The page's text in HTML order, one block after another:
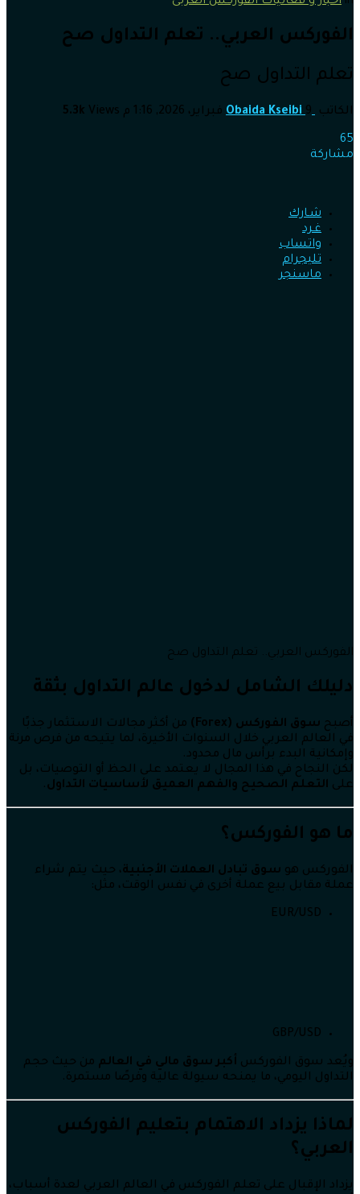
الفوركس العربي.. تعلم التداول صح
تعلم التداول صح
الكاتب Obaida Kseibi 9 فبراير، 2026, 1:16 م 5.3k Views
65
مشاركة
شـارك
غـرد
واتساب
تليجرام
ماسنجر
الفوركس العربي.. تعلم التداول صح
دليلك الشامل لدخول عالم التداول بثقة
أصبح سوق الفوركس (Forex)
من أكثر مجالات الاستثمار جذبًا
في العالم العربي خلال السنوات الأخيرة، لما يتيحه من فرص مرنة
وإمكانية البدء برأس مال محدود.
لكن النجاح في هذا المجال لا يعتمد على الحظ أو التوصيات، بل
على التعلم الصحيح والفهم العميق لأساسيات التداول.
ما هو الفوركس؟
الفوركس هو سوق تبادل العملات الأجنبية، حيث يتم شراء
عملة مقابل بيع عملة أخرى في نفس الوقت، مثل:
EUR/USD
GBP/USD
ويُعد سوق الفوركس أكبر سوق مالي في العالم من حيث حجم
التداول اليومي، ما يمنحه سيولة عالية وفرصًا مستمرة.
لماذا يزداد الاهتمام بتعليم الفوركس
العربي؟
يزداد الإقبال على تعلم الفوركس في العالم العربي لعدة أسباب،